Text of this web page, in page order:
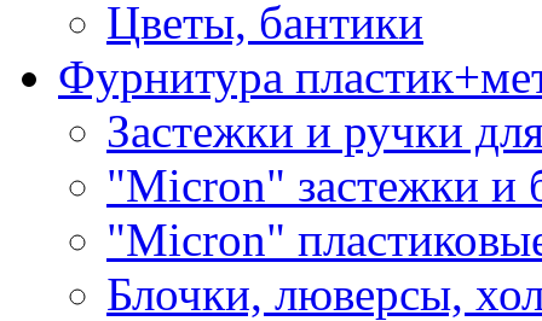
Цветы, бантики
Фурнитура
Застежки и ручки
"Micron" застежки и
"Micron"
Блочки, люверсы,